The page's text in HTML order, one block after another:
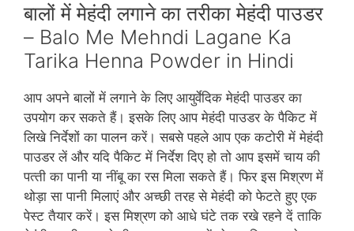
बालों में मेहंदी लगाने का तरीका मेहंदी पाउडर
– Balo Me Mehndi Lagane Ka
Tarika Henna Powder in Hindi
आप अपने बालों में लगाने के लिए आयुर्वेदिक मेहंदी पाउडर का
उपयोग कर सकते हैं। इसके लिए आप मेहंदी पाउडर के पैकिट में
लिखे निर्देशों का पालन करें। सबसे पहले आप एक कटोरी में मेहंदी
पाउडर लें और यदि पैकिट में निर्देश दिए हो तो आप इसमें चाय की
पत्‍ती का पानी या नींबू का रस मिला सकते हैं। फिर इस मिश्रण में
थोड़ा सा पानी मिलाएं और अच्‍छी तरह से मेहंदी को फेटते हुए एक
पेस्‍ट तैयार करें। इस मिश्रण को आधे घंटे तक रखे रहने दें ताकि